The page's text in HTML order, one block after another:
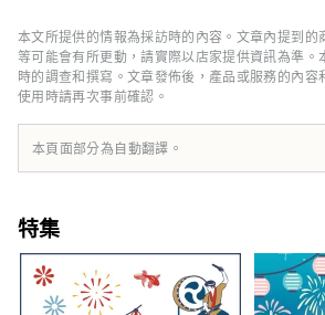
HAKKO？ HAKKO技術在決
味料生產以及風靡全球的清
重要的作用。 ■名古屋是什麼樣的？ 名古屋位
於日本中部，是航空和陸路
的自然環境和氣候孕育了獨
知多半島被伊勢灣和三河灣
本文所提供的情報為採訪時的內容。文章內提到的
等可能會有所更動，請實際以店家提供資訊為準。
時的調查和撰寫。文章發佈後，產品或服務的內容
使用時請再次事前確認。
本頁面部分為自動翻譯。
特集